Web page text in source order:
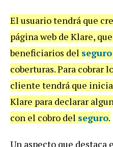
El usuario tendrá que
página web de Klare,
beneficiarios del seguro
coberturas. Para cobrar
cliente tendrá que
Klare para declarar
con el cobro del seguro.
Un aspecto que destaca